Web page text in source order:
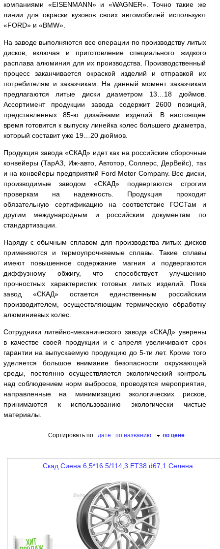
компаниями «EISENMANN» и «WAGNER». Точно такие же
линии для окраски кузовов своих автомобилей используют
«FORD» и «BMW».
На заводе выполняются все операции по производству литых
дисков, включая и приготовление специального жидкого
расплава алюминия для их производства. Производственный
процесс заканчивается окраской изделий и отправкой их
потребителям и заказчикам. На данный момент заказчикам
предлагаются литые диски диаметром 13…18 дюймов.
Ассортимент продукции завода содержит 2600 позиций,
представленных 85-ю дизайнами изделий. В настоящее
время готовится к выпуску линейка колес большего диаметра,
который составит уже 19…20 дюймов.
Продукция завода «СКАД» идет как на российские сборочные
конвейеры (ТарАЗ, Иж-авто, Автотор, Соллерс, ДерВейс), так
и на конвейеры предприятий Ford Motor Company. Все диски,
производимые заводом «СКАД» подвергаются строгим
проверкам на надежность. Продукция проходит
обязательную сертификацию на соответствие ГОСТам и
другим международным и российским документам по
стандартизации.
Наряду с обычным сплавом для производства литых дисков
применяются и термоупрочняемые сплавы. Такие сплавы
имеют повышенное содержание магния и подвергаются
диффузному обжигу, что способствует улучшению
прочностных характеристик готовых литых изделий. Пока
завод «СКАД» остается единственным российским
производителем, осуществляющим термическую обработку
алюминиевых колес.
Сотрудники литейно-механического завода «СКАД» уверены
в качестве своей продукции и с апреля увеличивают срок
гарантии на выпускаемую продукцию до 5-ти лет. Кроме того
уделяется большое внимание безопасности окружающей
среды, постоянно осуществляется экологический контроль
над соблюдением норм выбросов, проводятся мероприятия,
направленные на минимизацию экологических рисков,
принимаются к использованию экологически чистые
материалы.
Сортировать по дате по названию по цене
Скад Сиена 6,5*16 5/114,3 ET38 d67,1 Селена